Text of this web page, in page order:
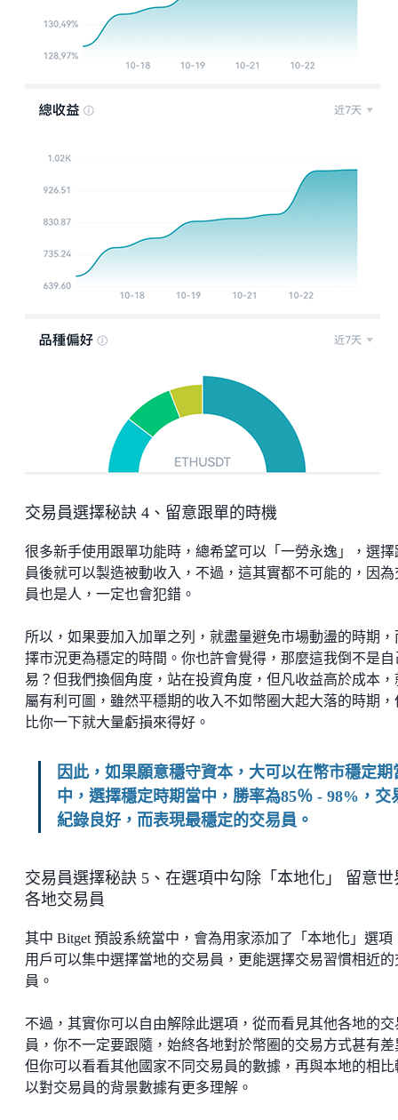
交易員選擇秘訣 4、留意跟單的時機
很多新手使用跟單功能時，總希望可以「一勞永逸」，選擇
員後就可以製造被動收入，不過，這其實都不可能的，因為
員也是人，一定也會犯錯。
所以，如果要加入加單之列，就盡量避免市場動盪的時期，
擇市況更為穩定的時間。你也許會覺得，那麼這我倒不是自
易？但我們換個角度，站在投資角度，但凡收益高於成本，
屬有利可圖，雖然平穩期的收入不如幣圈大起大落的時期，
比你一下就大量虧損來得好。
因此，如果願意穩守資本，大可以在幣市穩定期
中，選擇穩定時期當中，勝率為85％ - 98%，交
紀錄良好，而表現最穩定的交易員。
交易員選擇秘訣 5、在選項中勾除「本地化」 留意世
各地交易員
其中 Bitget 預設系統當中，會為用家添加了「本地化」選項
用戶可以集中選擇當地的交易員，更能選擇交易習慣相近的
員。
不過，其實你可以自由解除此選項，從而看見其他各地的交
員，你不一定要跟隨，始終各地對於幣圈的交易方式甚有差
但你可以看看其他國家不同交易員的數據，再與本地的相比
以對交易員的背景數據有更多理解。